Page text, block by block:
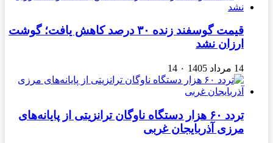
قیمت گوسفند زنده ۳۰ درصد کاهش یافت؛ گوشت
ارزان نشد
14 مرداد 1405 ۰ 14
تردد ۶۰ هزار دستگاه ناوگان ترانزیتی از پایانه‌های
مرزی آذربایجان ‌غربی